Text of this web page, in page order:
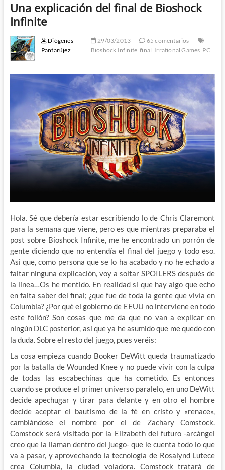
Una explicación del final de Bioshock
Infinite
Diógenes
Pantarújez
29/03/2013
65 comentarios
Bioshock Infinite final Irrational Games PC
Hola. Sé que debería estar escribiendo lo de Chris Claremont
para la semana que viene, pero es que mientras preparaba el
post sobre Bioshock Infinite, me he encontrado un porrón de
gente diciendo que no entendía el final del juego y todo eso.
Asi que, como persona que se lo ha acabado y no he echado a
faltar ninguna explicación, voy a soltar SPOILERS después de
la línea…Os he mentido. En realidad si que hay algo que echo
en falta saber del final; ¿que fue de toda la gente que vivía en
Columbia? ¿Por qué el gobierno de EEUU no interviene en todo
este follón? Son cosas que me da que no van a explicar en
ningún DLC posterior, asi que ya he asumido que me quedo con
la duda. Sobre el resto del juego, pues veréis:
La cosa empieza cuando Booker DeWitt queda traumatizado
por la batalla de Wounded Knee y no puede vivir con la culpa
de todas las escabechinas que ha cometido. Es entonces
cuando se produce el primer universo paralelo, en uno DeWitt
decide apechugar y tirar para delante y en otro el hombre
decide aceptar el bautismo de la fé en cristo y «renace»,
cambiándose el nombre por el de Zachary Comstock.
Comstock será visitado por la Elizabeth del futuro -arcángel
creo que la llaman dentro del juego- que le cuenta todo lo que
va a pasar, y aprovechando la tecnología de Rosalynd Lutece
crea Columbia, la ciudad voladora. Comstock tratará de